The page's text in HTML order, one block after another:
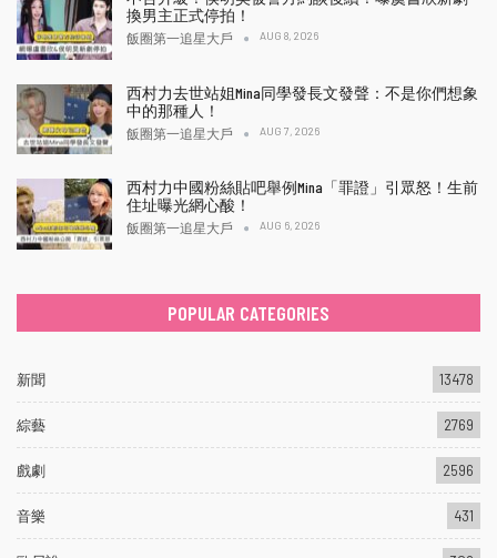
換男主正式停拍！
飯圈第一追星大戶 AUG 8, 2026
西村力去世站姐Mina同學發長文發聲：不是你們想象
中的那種人！
飯圈第一追星大戶 AUG 7, 2026
西村力中國粉絲貼吧舉例Mina「罪證」引眾怒！生前
住址曝光網心酸！
飯圈第一追星大戶 AUG 6, 2026
POPULAR CATEGORIES
新聞 13478
綜藝 2769
戲劇 2596
音樂 431